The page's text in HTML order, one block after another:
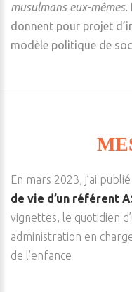
musulmans eux-mêmes.
donnent pour projet
modèle politique de
En mars 2023, j’ai
de vie d’un référent
vignettes, le quotidien
administration en
de l’enfance